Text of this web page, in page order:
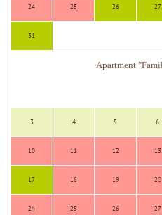
24 25 26 27
31
Apartment
3 4 5 6
10 11 12 13
17 18 19 20
24 25 26 27